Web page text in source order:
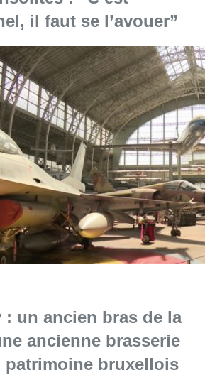
il faut se l’avouer”
: un ancien bras de la
ancienne brasserie
patrimoine bruxellois